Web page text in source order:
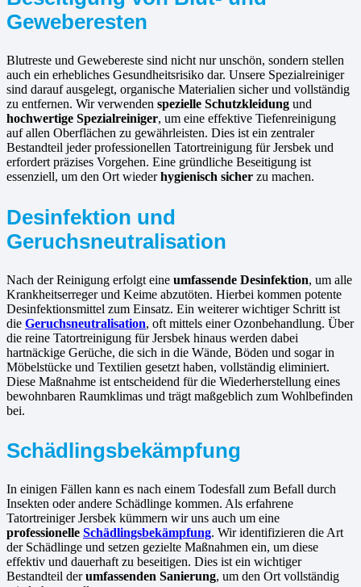
Geweberesten
Blutreste und Gewebereste sind nicht nur unschön, sondern stellen
auch ein erhebliches Gesundheitsrisiko dar. Unsere Spezialreiniger
sind darauf ausgelegt, organische Materialien sicher und vollständig
zu entfernen. Wir verwenden spezielle Schutzkleidung und
hochwertige Spezialreiniger, um eine effektive Tiefenreinigung
auf allen Oberflächen zu gewährleisten. Dies ist ein zentraler
Bestandteil jeder professionellen Tatortreinigung für Jersbek und
erfordert präzises Vorgehen. Eine gründliche Beseitigung ist
essenziell, um den Ort wiederhygienisch sicher zu machen.
Desinfektion und
Geruchsneutralisation
Nach der Reinigung erfolgt eine umfassende Desinfektion, um alle
Krankheitserreger und Keime abzutöten. Hierbei kommen potente
Desinfektionsmittel zum Einsatz. Ein weiterer wichtiger Schritt ist
die Geruchsneutralisation, oft mittels einer Ozonbehandlung. Über
die reine Tatortreinigung für Jersbek hinaus werden dabei
hartnäckige Gerüche, die sich in die Wände, Böden und sogar in
Möbelstücke und Textilien gesetzt haben, vollständig eliminiert.
Diese Maßnahme ist entscheidend für die Wiederherstellung eines
bewohnbaren Raumklimas und trägt maßgeblich zum Wohlbefinden
bei.
Schädlingsbekämpfung
In einigen Fällen kann es nach einem Todesfall zum Befall durch
Insekten oder andere Schädlinge kommen. Als erfahrene
Tatortreiniger Jersbek kümmern wir uns auch um eine
professionelle Schädlingsbekämpfung. Wir identifizieren die Art
der Schädlinge und setzen gezielte Maßnahmen ein, um diese
effektiv und dauerhaft zu beseitigen. Dies ist ein wichtiger
Bestandteil derumfassenden Sanierung, um den Ort vollständig